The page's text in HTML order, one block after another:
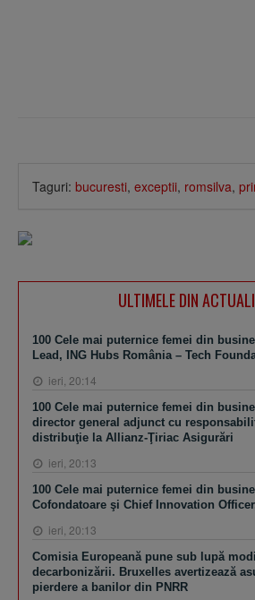
Taguri: bucuresti, exceptii, romsilva,
ULTIMELE DIN
100 Cele mai puternice femei din
Lead, ING Hubs România – Tech
ieri, 20:14
100 Cele mai puternice femei din
director general adjunct cu
distribuţie la Allianz-Ţiriac Asigurări
ieri, 20:13
100 Cele mai puternice femei din
Cofondatoare şi Chief Innovation
ieri, 20:13
Comisia Europeană pune sub lupă
decarbonizării. Bruxelles avertizează
pierdere a banilor din PNRR